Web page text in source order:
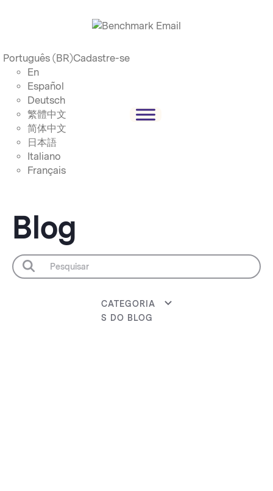
Português (BR)
En
Español
Deutsch
繁體中文
简体中文
日本語
Italiano
Français
Cadastre-se
Blog
CATEGORIA
S DO BLOG